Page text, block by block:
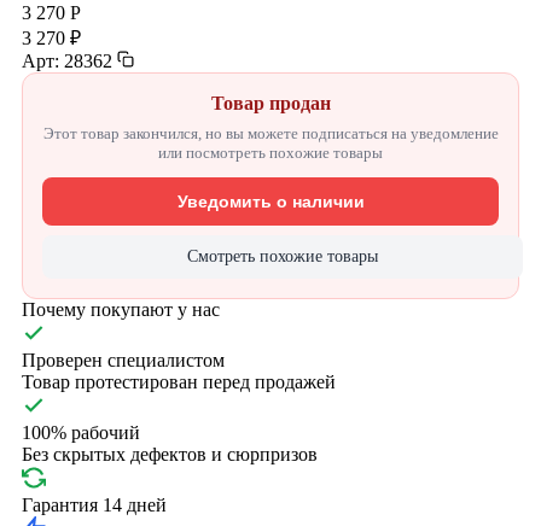
3 270 Р
3 270 ₽
Арт: 28362
Товар продан
Этот товар закончился, но вы можете подписаться на уведомление
или посмотреть похожие товары
Уведомить о наличии
Смотреть похожие товары
Почему покупают у нас
Проверен специалистом
Товар протестирован перед продажей
100% рабочий
Без скрытых дефектов и сюрпризов
Гарантия 14 дней